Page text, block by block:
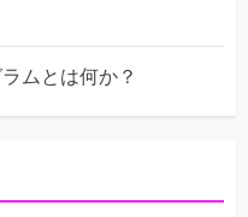
ムとは何か？